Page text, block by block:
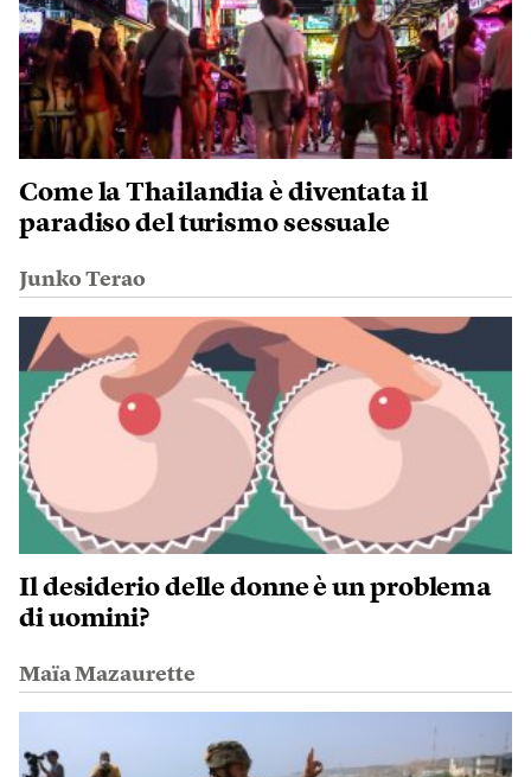
Come la Thailandia è diventata il
paradiso del turismo sessuale
Junko Terao
Il desiderio delle donne è un problema
di uomini?
Maïa Mazaurette